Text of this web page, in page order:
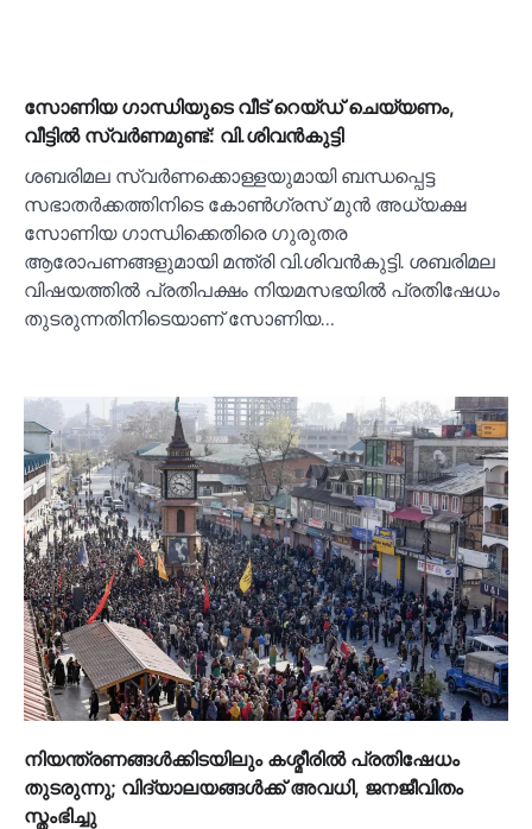
സോണിയ ഗാന്ധിയുടെ വീട് റെയ്ഡ് ചെയ്യണം,
വീട്ടില്‍ സ്വര്‍ണമുണ്ട്: വി.ശിവൻകുട്ടി
ശബരിമല സ്വർണക്കൊള്ളയുമായി ബന്ധപ്പെട്ട
സഭാതർക്കത്തിനിടെ കോണ്‍ഗ്രസ് മുൻ അധ്യക്ഷ
സോണിയ ഗാന്ധിക്കെതിരെ ഗുരുതര
ആരോപണങ്ങളുമായി മന്ത്രി വി.ശിവൻകുട്ടി. ശബരിമല
വിഷയത്തില്‍ പ്രതിപക്ഷം നിയമസഭയില്‍ പ്രതിഷേധം
തുടരുന്നതിനിടെയാണ് സോണിയ…
നിയന്ത്രണങ്ങള്‍ക്കിടയിലും കശ്മീരില്‍ പ്രതിഷേധം
തുടരുന്നു; വിദ്യാലയങ്ങള്‍ക്ക് അവധി, ജനജീവിതം
സ്തംഭിച്ചു